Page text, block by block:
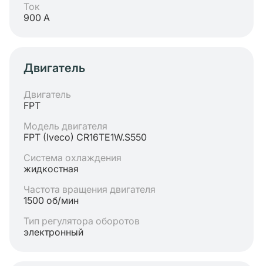
Ток
900 А
Двигатель
Двигатель
FPT
Модель двигателя
FPT (Iveco) CR16TE1W.S550
Система охлаждения
жидкостная
Частота вращения двигателя
1500 об/мин
Тип регулятора оборотов
электронный